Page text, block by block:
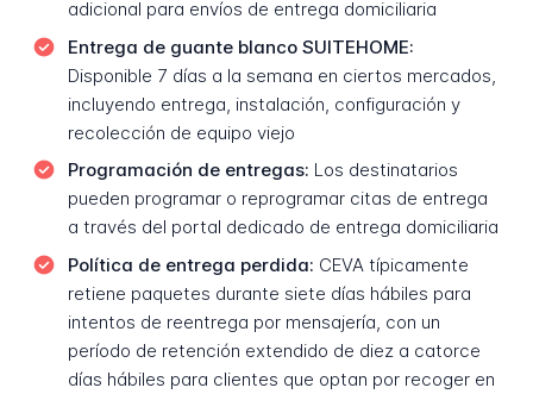
adicional para envíos de entrega domiciliaria
Entrega de guante blanco SUITEHOME:
Disponible 7 días a la semana en ciertos mercados,
incluyendo entrega, instalación, configuración y
recolección de equipo viejo
Programación de entregas: Los destinatarios
pueden programar o reprogramar citas de entrega
a través del portal dedicado de entrega domiciliaria
Política de entrega perdida: CEVA típicamente
retiene paquetes durante siete días hábiles para
intentos de reentrega por mensajería, con un
período de retención extendido de diez a catorce
días hábiles para clientes que optan por recoger en